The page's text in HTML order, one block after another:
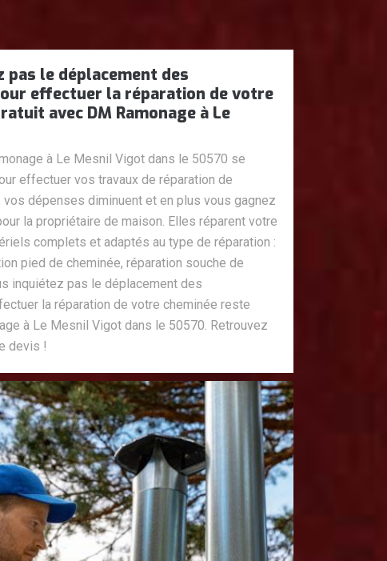
pas le déplacement des
effectuer la réparation de votre
avec DM Ramonage à Le
à Le Mesnil Vigot dans le 50570 se
effectuer vos travaux de réparation de
vos dépenses diminuent et en plus vous gagnez
la propriétaire de maison. Elles réparent votre
complets et adaptés au type de réparation :
pied de cheminée, réparation souche de
inquiétez pas le déplacement des
la réparation de votre cheminée reste
à Le Mesnil Vigot dans le 50570. Retrouvez
devis !